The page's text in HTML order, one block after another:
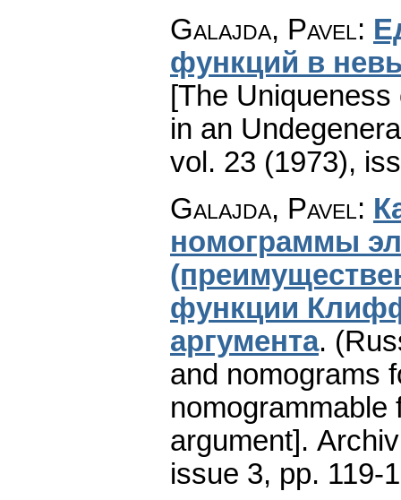
Galajda, Pavel:
функций в
[The
in an
vol. 23 (1973),
Galajda, Pavel:
номограммы
функции
аргумента.
and nomograms
nomogrammable
argument].
issue 3, pp. 119-